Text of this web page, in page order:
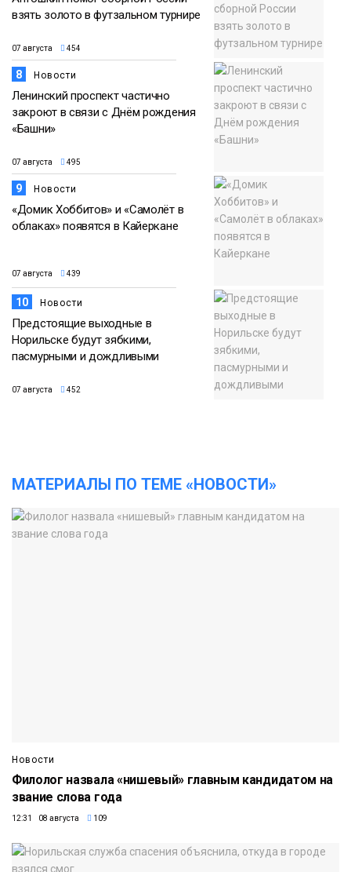
взять золото в футзальном турнире
07 августа 454
8 Новости
Ленинский проспект частично
закроют в связи с Днём рождения
«Башни»
07 августа 495
9 Новости
«Домик Хоббитов» и «Самолёт в
облаках» появятся в Кайеркане
07 августа 439
10 Новости
Предстоящие выходные в
Норильске будут зябкими,
пасмурными и дождливыми
07 августа 452
МАТЕРИАЛЫ ПО ТЕМЕ «НОВОСТИ»
Новости
Филолог назвала «нишевый» главным кандидатом на
звание слова года
12:31 08 августа 109